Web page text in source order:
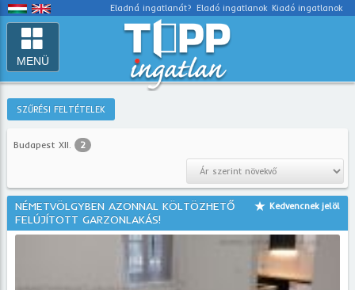
MENÜ
Eladná ingatlanát? Eladó ingatlanok Kiadó ingatlanok
SZŰRÉSI FELTÉTELEK
Budapest XII. 2
Kedvencnek jelöl
NÉMETVÖLGYBEN AZONNAL KÖLTÖZHETŐ
FELÚJÍTOTT GARZONLAKÁS!